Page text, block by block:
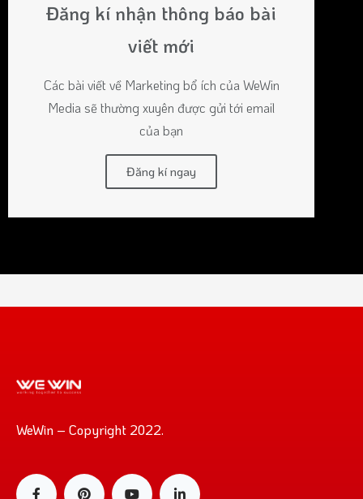
Đăng kí nhận thông báo bài
viết mới
Các bài viết về Marketing bổ ích của WeWin
Media sẽ thường xuyên được gửi tới email
của bạn
Đăng kí ngay
WeWin – Copyright 2022.